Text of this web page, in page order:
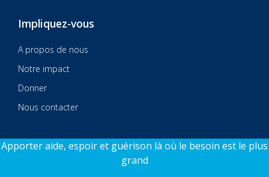
Apporter aide, espoir et guérison là où le besoin est le plus
grand
Impliquez-vous
A propos de nous
Notre impact
Donner
Nous contacter